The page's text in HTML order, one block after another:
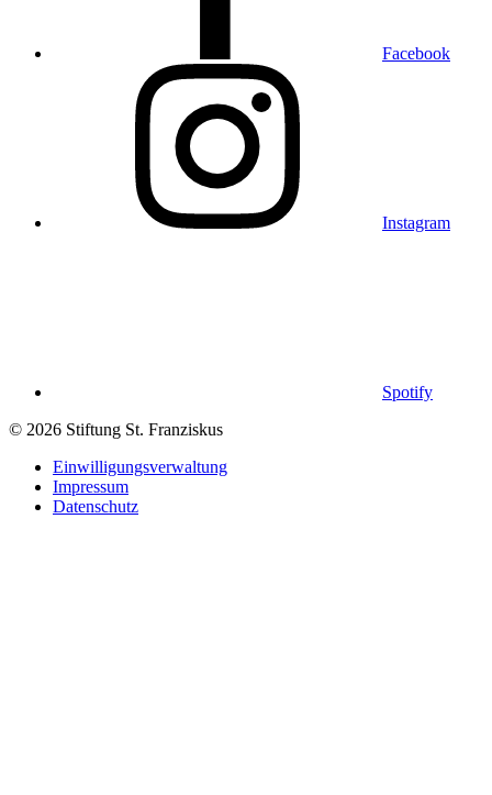
Facebook
Instagram
Spotify
© 2026 Stiftung St. Franziskus
Einwilligungsverwaltung
Impressum
Datenschutz